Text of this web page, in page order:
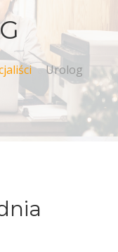
Urolog